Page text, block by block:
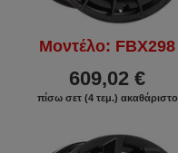
Μοντέλο: FBX298
609,02 €
πίσω σετ (4 τεμ.) ακαθάριστο